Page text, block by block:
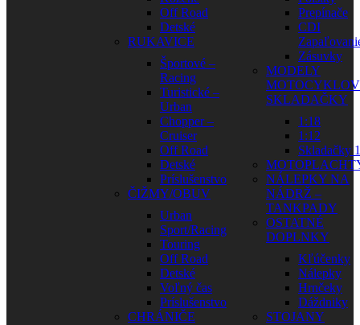
Off Road
Detské
RUKAVICE
Športové –
Racing
Turistické –
Urban
Chopper –
Cruiser
Off Road
Detské
Príslušenstvo
ČIŽMY/OBUV
Urban
Sport/Racing
Touring
Off Road
Detské
Voľný čas
Príslušenstvo
CHRÁNIČE
Prepínače
CDI
Zásuvky
MODELY
SKLADAČKY
1:18
1:12
Skladačky
NÁLEPKY NA
NÁDRŽ –
TANKPADY
OSTATNÉ
DOPLNKY
Kľúčenky
Nálepky
Hrnčeky
Dáždniky
STOJANY